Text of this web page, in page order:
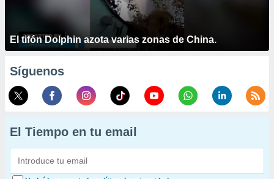
El tifón Dolphin azota varias zonas de China.
Síguenos
El Tiempo en tu email